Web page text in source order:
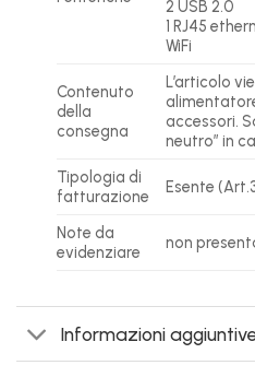
2 USB 2.0
1 RJ45
WiFi
Contenuto
della
consegna
L’articolo
accessori.
neutro” in
Tipologia di
fatturazione
Esente
Note da
evidenziare
non
Informazioni